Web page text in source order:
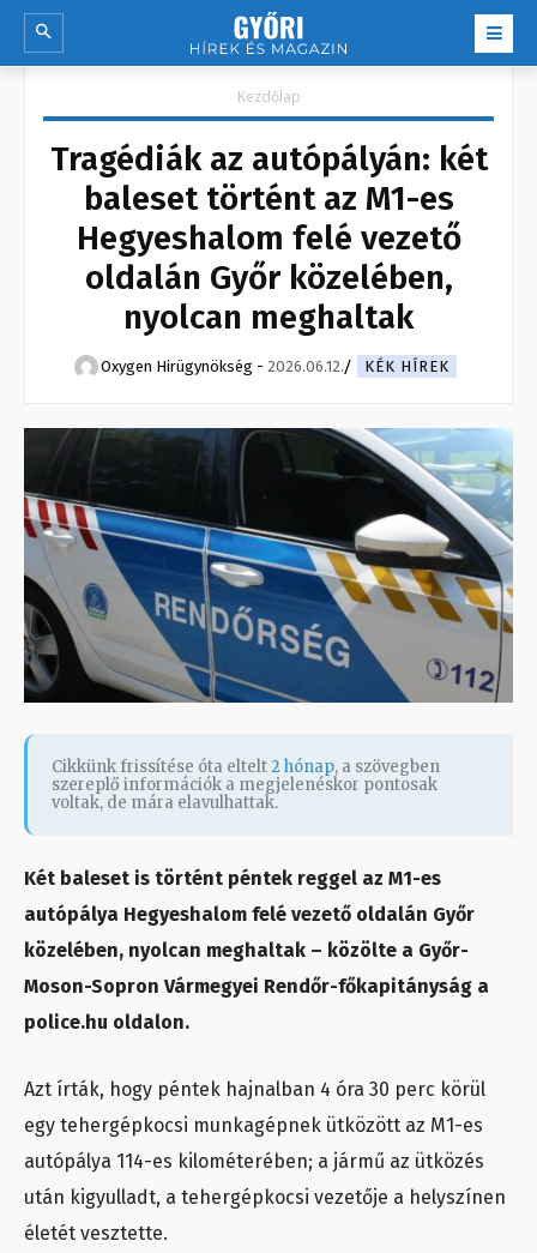
Kezdőlap
Tragédiák az autópályán: két
baleset történt az M1-es
Hegyeshalom felé vezető
oldalán Győr közelében,
nyolcan meghaltak
Oxygen Hirügynökség - 2026.06.12. KÉK HÍREK
Cikkünk frissítése óta eltelt2 hónap, a szövegben
szereplő információk a megjelenéskor pontosak
voltak, de mára elavulhattak.
Két baleset is történt péntek reggel az M1-es
autópálya Hegyeshalom felé vezető oldalán Győr
közelében, nyolcan meghaltak – közölte a Győr-
Moson-Sopron Vármegyei Rendőr-főkapitányság a
police.hu oldalon.
Azt írták, hogy péntek hajnalban 4 óra 30 perc körül
egy tehergépkocsi munkagépnek ütközött az M1-es
autópálya 114-es kilométerében; a jármű az ütközés
után kigyulladt, a tehergépkocsi vezetője a helyszínen
életét vesztette.